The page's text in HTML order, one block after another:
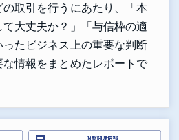
取引を行うにあたり、「本
大丈夫か？」「与信枠の適
たビジネス上の重要な判断
情報をまとめたレポートで